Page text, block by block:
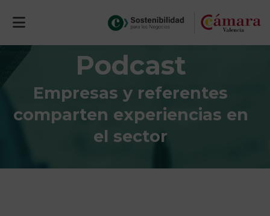
Podcast
Empresas y referentes
comparten experiencias en
el sector